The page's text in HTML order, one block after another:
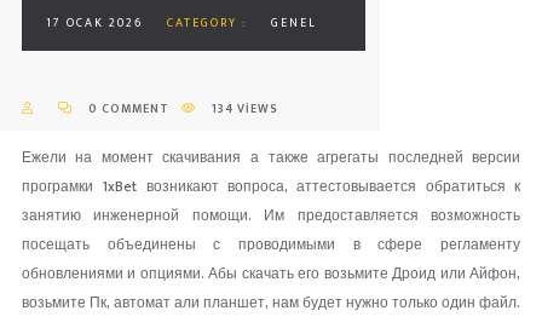
17 OCAK 2026 CATEGORY : GENEL
0 COMMENT 134 VIEWS
Ежели на момент скачивания а также агрегаты последней версии
програмки 1xBet возникают вопроса, аттестовывается обратиться к
занятию инженерной помощи. Им предоставляется возможность
посещать объединены с проводимыми в сфере регламенту
обновлениями и опциями.Абы скачать его возьмите Дроид или Айфон,
возьмите Пк, автомат али планшет, нам будет нужно только один файл.